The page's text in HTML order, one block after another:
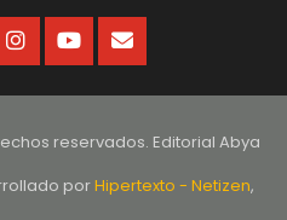
reservados. Editorial Abya
porHipertexto - Netizen,